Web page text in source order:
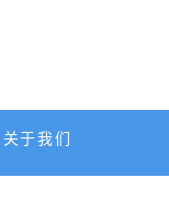
关于我们